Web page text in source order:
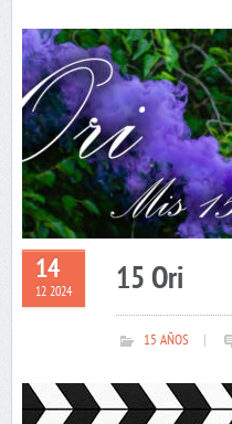
14
12 2024 15 Ori
15 AÑOS